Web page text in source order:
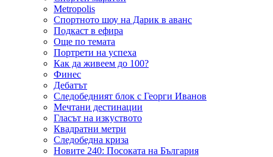
Metropolis
Спортното шоу на Дарик в аванс
Подкаст в ефира
Още по темата
Портрети на успеха
Как да живеем до 100?
Финес
Дебатът
Следобедният блок с Георги Иванов
Мечтани дестинации
Гласът на изкуството
Квадратни метри
Следобедна криза
Новите 240: Посоката на България